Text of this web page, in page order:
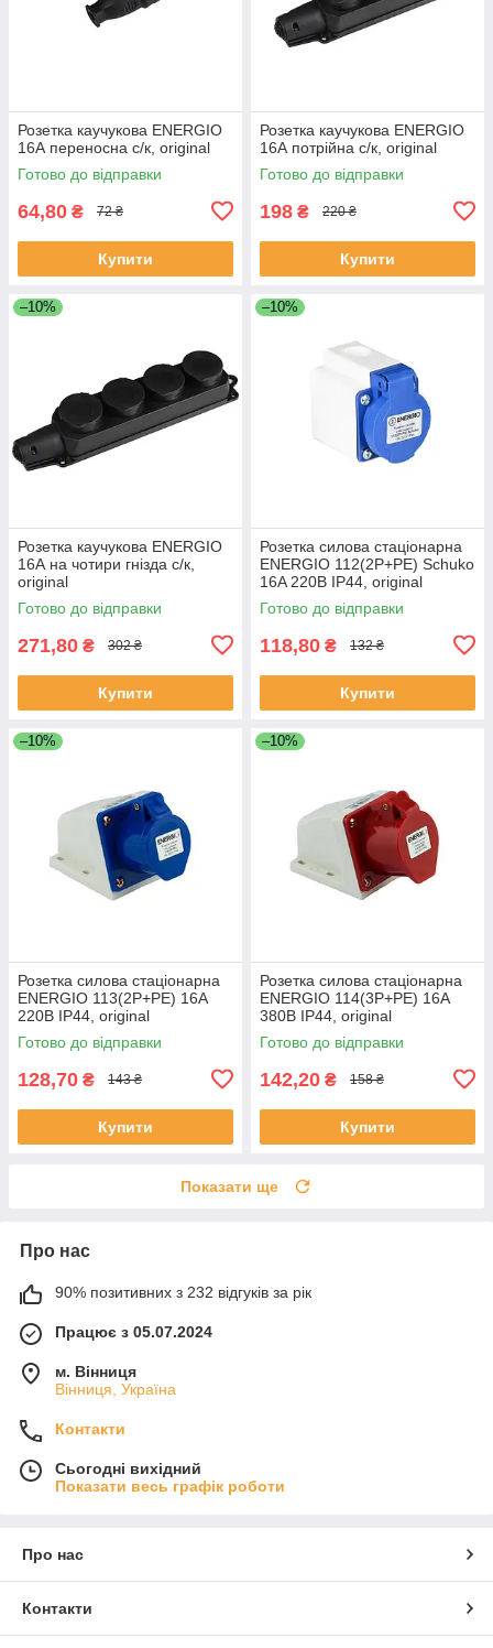
Розетка каучукова ENERGIO
16А переносна с/к, original
Готово до відправки
64,80 ₴ 72 ₴
Купити
Розетка каучукова ENERGIO
16А потрійна с/к, original
Готово до відправки
198 ₴ 220 ₴
Купити
–10%
Розетка каучукова ENERGIO
16А на чотири гнізда с/к,
original
Готово до відправки
271,80 ₴ 302 ₴
Купити
–10%
Розетка силова стаціонарна
ENERGIO 112(2P+PE) Schuko
16A 220В IP44, original
Готово до відправки
118,80 ₴ 132 ₴
Купити
–10%
Розетка силова стаціонарна
ENERGIO 113(2P+PE) 16A
220В IP44, original
Готово до відправки
128,70 ₴ 143 ₴
Купити
–10%
Розетка силова стаціонарна
ENERGIO 114(3P+PE) 16A
380В IP44, original
Готово до відправки
142,20 ₴ 158 ₴
Купити
Показати ще
Про нас
90% позитивних з 232 відгуків за рік
Працює з 05.07.2024
м. Вінниця
Вінниця, Україна
Контакти
Сьогодні вихідний
Показати весь графік роботи
Про нас
Контакти